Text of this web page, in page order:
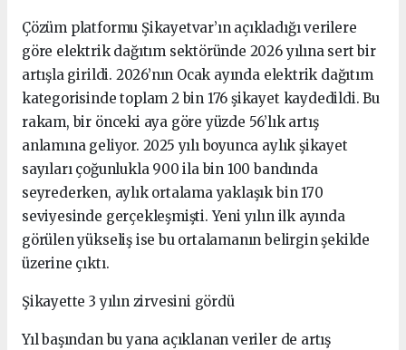
Çözüm platformu Şikayetvar’ın açıkladığı verilere
göre elektrik dağıtım sektöründe 2026 yılına sert bir
artışla girildi. 2026’nın Ocak ayında elektrik dağıtım
kategorisinde toplam 2 bin 176 şikayet kaydedildi. Bu
rakam, bir önceki aya göre yüzde 56’lık artış
anlamına geliyor. 2025 yılı boyunca aylık şikayet
sayıları çoğunlukla 900 ila bin 100 bandında
seyrederken, aylık ortalama yaklaşık bin 170
seviyesinde gerçekleşmişti. Yeni yılın ilk ayında
görülen yükseliş ise bu ortalamanın belirgin şekilde
üzerine çıktı.
Şikayette 3 yılın zirvesini gördü
Yıl başından bu yana açıklanan veriler de artış